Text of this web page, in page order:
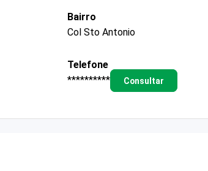
Bairro
Col Sto Antonio
Telefone
**********
Consultar